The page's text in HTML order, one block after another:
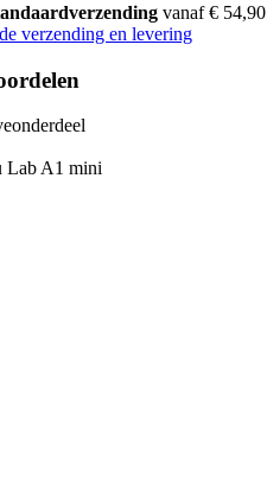
vanaf € 54,90
verzending en levering
Lab A1 mini